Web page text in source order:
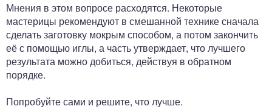
Мнения в этом вопросе расходятся. Некоторые
мастерицы рекомендуют в смешанной технике сначала
сделать заготовку мокрым способом, а потом закончить
её с помощью иглы, а часть утверждает, что лучшего
результата можно добиться, действуя в обратном
порядке.
Попробуйте сами и решите, что лучше.